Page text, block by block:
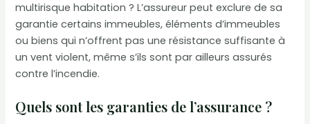
multirisque habitation ? L’assureur peut exclure de sa
garantie certains immeubles, éléments d’immeubles
ou biens qui n’offrent pas une résistance suffisante à
un vent violent, même s’ils sont par ailleurs assurés
contre l’incendie.
Quels sont les garanties de l’assurance ?